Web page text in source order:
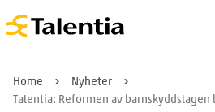
Home
Nyheter
Talentia: Reformen av barnskyddslagen